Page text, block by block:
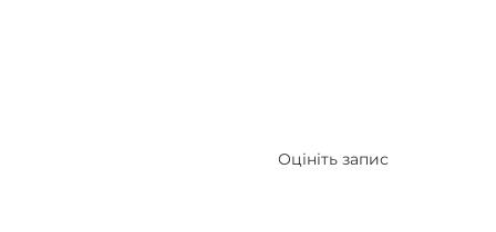
Оцініть запис